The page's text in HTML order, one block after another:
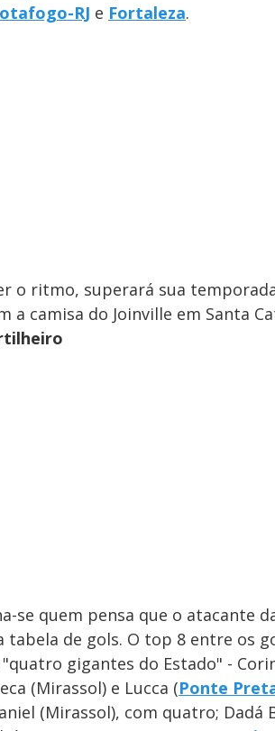
RJ e Fortaleza.
o ritmo, superará sua
a camisa do Joinville em Santa
se quem pensa que o
tabela de gols. O top 8 entre os
gigantes do Estado" -
(Mirassol) e Lucca (Ponte
(Mirassol), com quatro; Dadá